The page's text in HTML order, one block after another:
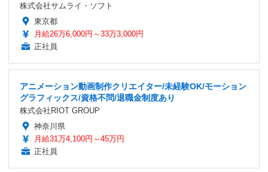
株式会社サムライ・ソフト
東京都
月給26万6,000円～33万3,000円
正社員
アニメーション動画制作クリエイター/未経験OK/モーション
グラフィックス/資格不問/退職金制度あり
株式会社RIOT GROUP
神奈川県
月給31万4,100円～45万円
正社員